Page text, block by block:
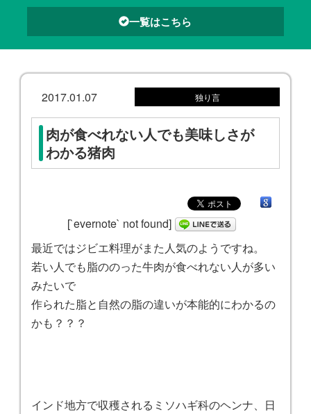
a
t
i
一覧はこちら
2017.01.07 独り言
肉が食べれない人でも美味しさが
わかる猪肉
[`evernote` not found]
最近ではジビエ料理がまた人気のようですね。
若い人でも脂ののった牛肉が食べれない人が多い
みたいで
作られた脂と自然の脂の違いが本能的にわかるの
かも？？？
インド地方で収穫されるミソハギ科のヘンナ、日